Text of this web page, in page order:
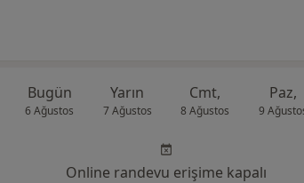
Bugün
6 Ağustos
Yarın
7 Ağustos
Cmt,
8 Ağustos
Paz,
9
Online randevu erişime kapalı